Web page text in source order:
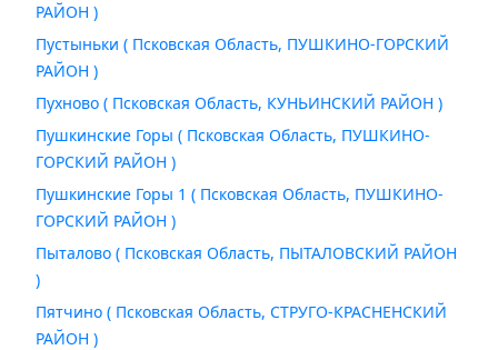
РАЙОН )
Пустыньки ( Псковская Область, ПУШКИНО-ГОРСКИЙ
РАЙОН )
Пухново ( Псковская Область, КУНЬИНСКИЙ РАЙОН )
Пушкинские Горы ( Псковская Область, ПУШКИНО-
ГОРСКИЙ РАЙОН )
Пушкинские Горы 1 ( Псковская Область, ПУШКИНО-
ГОРСКИЙ РАЙОН )
Пыталово ( Псковская Область, ПЫТАЛОВСКИЙ РАЙОН
)
Пятчино ( Псковская Область, СТРУГО-КРАСНЕНСКИЙ
РАЙОН )